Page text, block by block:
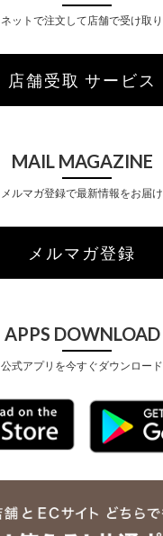
ネットで注文して店舗で受け取り
店舗受取 サービス
MAIL MAGAZINE
メルマガ登録で最新情報をお届け
メルマガ登録
APPS DOWNLOAD
公式アプリを今すぐダウンロード